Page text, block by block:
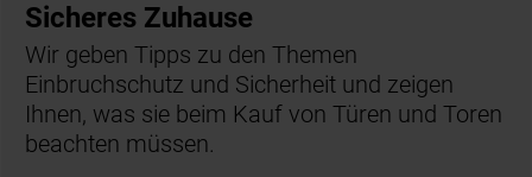
Sicheres Zuhause
Wir geben Tipps zu den Themen
Einbruchschutz und Sicherheit und zeigen
Ihnen, was sie beim Kauf von Türen und Toren
beachten müssen.